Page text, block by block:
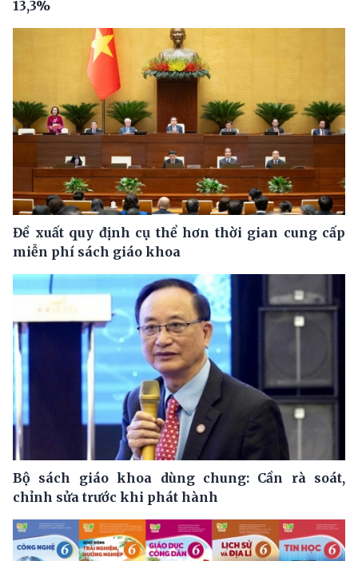
13,3%
Đề xuất quy định cụ thể hơn thời gian cung cấp
miễn phí sách giáo khoa
Bộ sách giáo khoa dùng chung: Cần rà soát,
chỉnh sửa trước khi phát hành